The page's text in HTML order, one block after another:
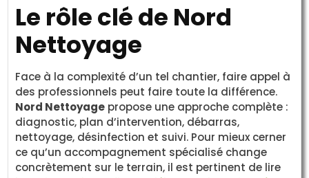
Le rôle clé de Nord
Nettoyage
Face à la complexité d’un tel chantier, faire appel à
des professionnels peut faire toute la différence.
Nord Nettoyage propose une approche complète :
diagnostic, plan d’intervention, débarras,
nettoyage, désinfection et suivi. Pour mieux cerner
ce qu’un accompagnement spécialisé change
concrètement sur le terrain, il est pertinent de lire